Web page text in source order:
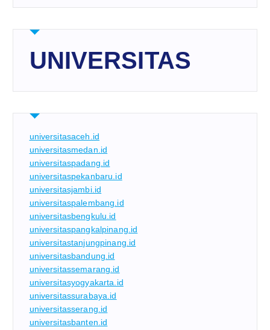
UNIVERSITAS
universitasaceh.id
universitasmedan.id
universitaspadang.id
universitaspekanbaru.id
universitasjambi.id
universitaspalembang.id
universitasbengkulu.id
universitaspangkalpinang.id
universitastanjungpinang.id
universitasbandung.id
universitassemarang.id
universitasyogyakarta.id
universitassurabaya.id
universitasserang.id
universitasbanten.id